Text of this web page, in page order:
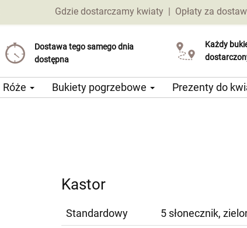
Gdzie dostarczamy kwiaty | Opłaty za
Dostawa tego samego dnia
dostępna
Koszt dostawy już od 69 CZK
Wybierz datę dostawy
Każdy
Usługa Click
Róże Bukiety pogrzebowe Prezenty do
Kastor
Standardowy
5 słonecznik,